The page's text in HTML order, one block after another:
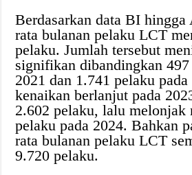
Berdasarkan data BI
rata bulanan pelaku LCT
pelaku. Jumlah tersebut
signifikan dibandingkan
2021 dan 1.741 pelaku
kenaikan berlanjut pada
2.602 pelaku, lalu melonjak
pelaku pada 2024. Bahkan
rata bulanan pelaku LCT
9.720 pelaku.